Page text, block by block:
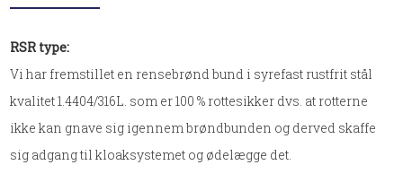
​RSR type:
​Vi har fremstillet en rensebrønd bund i syrefast rustfrit stål
kvalitet 1.4404/316L. som er 100 % rottesikker dvs. at rotterne
ikke kan gnave sig igennem brøndbunden og derved skaffe
sig adgang til kloaksystemet og ødelægge det.